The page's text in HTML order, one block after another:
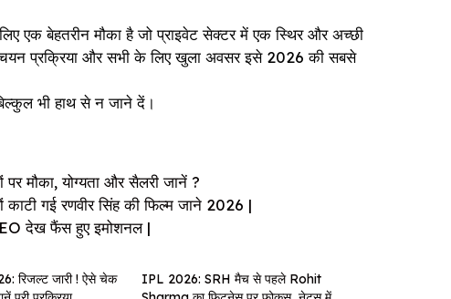
एक बेहतरीन मौका है जो प्राइवेट सेक्टर में एक स्थिर और अच्छी
चयन प्रक्रिया और सभी के लिए खुला अवसर इसे 2026 की सबसे
भी हाथ से न जाने दें।
मौका, योग्यता और सैलरी जानें ?
गई रणवीर सिंह की फिल्म जाने 2026 |
देख फैंस हुए इमोशनल |
रिजल्ट जारी ! ऐसे चेक
IPL 2026: SRH मैच से पहले Rohit